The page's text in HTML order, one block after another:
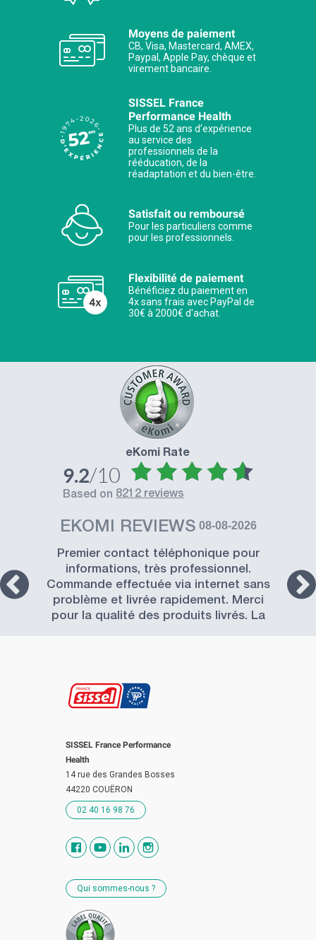
Moyens de paiement
CB, Visa, Mastercard, AMEX,
Paypal, Apple Pay, chèque et
virement bancaire.
SISSEL France
Performance Health
Plus de 52 ans d’expérience
au service des
professionnels de la
rééducation, de la
réadaptation et du bien-être.
Satisfait ou remboursé
Pour les particuliers comme
pour les professionnels.
Flexibilité de paiement
Bénéficiez du paiement en
4x sans frais avec PayPal de
30€ à 2000€ d'achat.
eKomi Rate
9.2/10
based on 8212 reviews
EKOMI REVIEWS 08-08-2026
Premier contact téléphonique pour
informations, très professionnel.
Commande effectuée via internet sans
problème et livrée rapidement. Merci
pour la qualité des produits livrés. La
SISSEL France Performance
Health
14 rue des Grandes Bosses
44220 COUËRON
02 40 16 98 76
Qui sommes-nous ?